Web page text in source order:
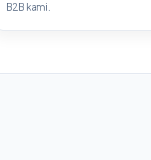
B2B kami.